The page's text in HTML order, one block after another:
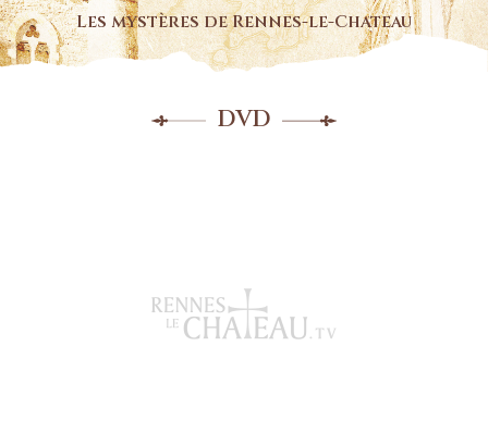
Les mystères de Rennes-le-Chateau
DVD